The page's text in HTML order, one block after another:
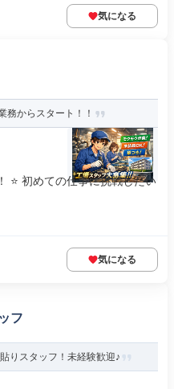
気になる
務からスタート！！
⭐ 初めての仕事に挑戦したい
気になる
フ
りスタッフ！未経験歓迎♪